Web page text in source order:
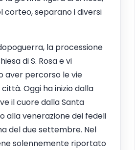
corteo, separano i diversi
la processione
di S. Rosa e vi
aver percorso le vie
Oggi ha inizio dalla
il cuore dalla Santa
alla venerazione dei fedeli
del due settembre. Nel
solennemente riportato